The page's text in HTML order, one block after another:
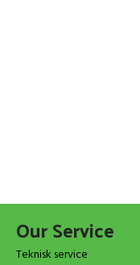
Our Service
Teknisk service